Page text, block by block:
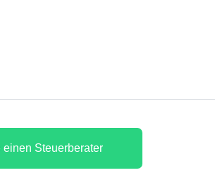
einen Steuerberater